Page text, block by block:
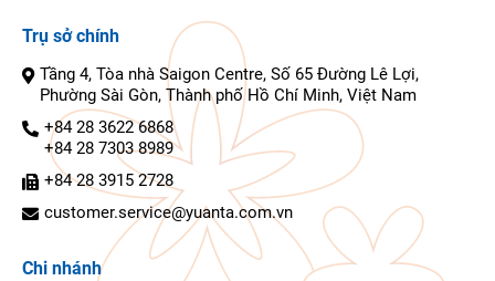
Trụ sở chính
Tầng 4, Tòa nhà Saigon Centre, Số 65 Đường Lê Lợi,
Phường Sài Gòn, Thành phố Hồ Chí Minh, Việt Nam
+84 28 3622 6868
+84 28 7303 8989
+84 28 3915 2728
customer.service@yuanta.com.vn
Chi nhánh